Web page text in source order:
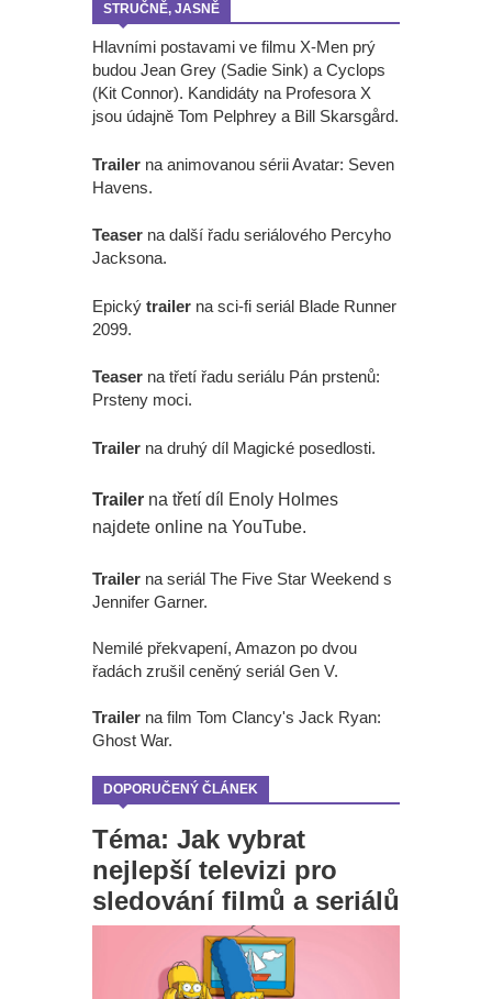
STRUČNĚ, JASNĚ
Hlavními postavami ve filmu X-Men prý
budou Jean Grey (Sadie Sink) a Cyclops
(Kit Connor). Kandidáty na Profesora X
jsou údajně Tom Pelphrey a Bill Skarsgård.
Trailer na animovanou sérii Avatar: Seven
Havens.
Teaser na další řadu seriálového Percyho
Jacksona.
Epický trailer na sci-fi seriál Blade Runner
2099.
Teaser na třetí řadu seriálu Pán prstenů:
Prsteny moci.
Trailer na druhý díl Magické posedlosti.
Trailer na třetí díl Enoly Holmes
najdete online na YouTube.
Trailer na seriál The Five Star Weekend s
Jennifer Garner.
Nemilé překvapení, Amazon po dvou
řadách zrušil ceněný seriál Gen V.
Trailer na film Tom Clancy's Jack Ryan:
Ghost War.
DOPORUČENÝ ČLÁNEK
Téma: Jak vybrat
nejlepší televizi pro
sledování filmů a seriálů